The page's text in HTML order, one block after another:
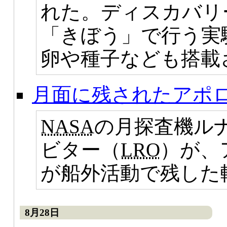
れた。ディスカバ
「きぼう」で行う
卵や種子なども搭
月面に残されたアポ
NASAの月探査機ル
ビター（LRO）が
が船外活動で残し
8月28日